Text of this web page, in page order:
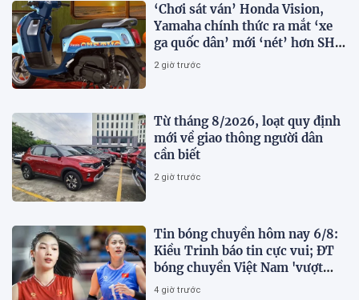
‘Chơi sát ván’ Honda Vision,
Yamaha chính thức ra mắt ‘xe
ga quốc dân’ mới ‘nét’ hơn SH
Mode, giá rẻ chỉ 34 triệu đồng
2 giờ trước
Từ tháng 8/2026, loạt quy định
mới về giao thông người dân
cần biết
2 giờ trước
Tin bóng chuyền hôm nay 6/8:
Kiều Trinh báo tin cực vui; ĐT
bóng chuyền Việt Nam 'vượt
mặt' Thái Lan
4 giờ trước